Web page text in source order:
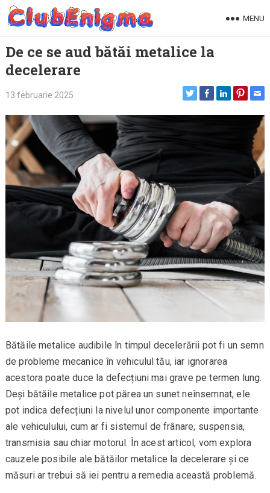
Skip
MENU
De ce se aud bătăi metalice la
decelerare
13 februarie 2025
Bătăile metalice audibile în timpul decelerării pot fi un semn
de probleme mecanice în vehiculul tău, iar ignorarea
acestora poate duce la defecțiuni mai grave pe termen lung.
Deși bătăile metalice pot părea un sunet neînsemnat, ele
pot indica defecțiuni la nivelul unor componente importante
ale vehiculului, cum ar fi sistemul de frânare, suspensia,
transmisia sau chiar motorul. În acest articol, vom explora
cauzele posibile ale bătăilor metalice la decelerare și ce
măsuri ar trebui să iei pentru a remedia această problemă.